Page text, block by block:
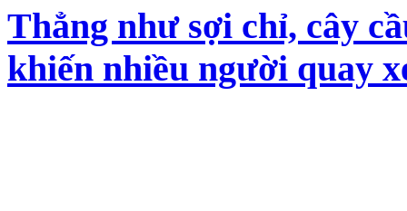
Thẳng như sợi chỉ, cây
khiến nhiều người quay